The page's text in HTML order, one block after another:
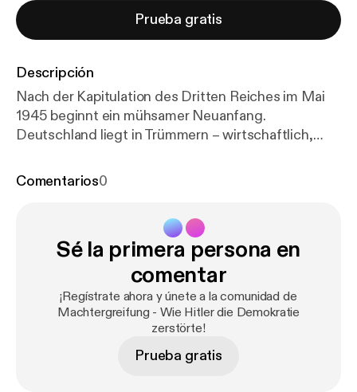
Prueba gratis
Descripción
Nach der Kapitulation des Dritten Reiches im Mai
1945 beginnt ein mühsamer Neuanfang.
Deutschland liegt in Trümmern – wirtschaftlich,
die Kontrolle, entnazifizieren das Land und leiten
Verbrechen und die Rückkehr zur Demokratie
stellen enorme Herausforderungen dar. Die
Nachkriegszeit ist geprägt von einem Balanceakt
zwischen Vergangenheitsbewältigung und dem
Wunsch nach einem Neuanfang. Prozesse wie in
Nürnberg setzen ein Zeichen gegen die Verbrechen
des Regimes, doch viele Täter entgehen der
Gerechtigkeit. Gleichzeitig beginnt in der
Comentarios0
Sé la primera persona en
comentar
¡Regístrate ahora y únete a la comunidad de
Machtergreifung - Wie Hitler die Demokratie
zerstörte!
Prueba gratis